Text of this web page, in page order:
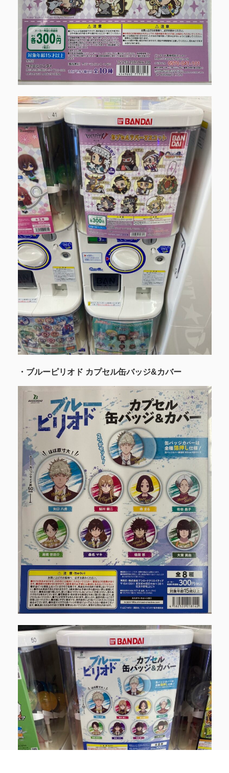
・ブルーピリオド カプセル缶バッジ&カバー